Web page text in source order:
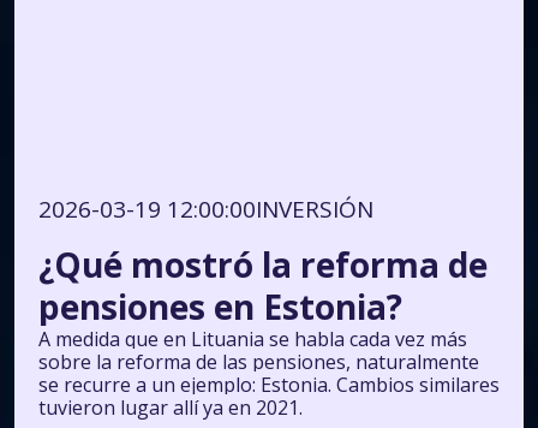
2026-03-19 12:00:00INVERSIÓN
¿Qué mostró la reforma de
pensiones en Estonia?
A medida que en Lituania se habla cada vez más
sobre la reforma de las pensiones, naturalmente
se recurre a un ejemplo: Estonia. Cambios similares
tuvieron lugar allí ya en 2021.